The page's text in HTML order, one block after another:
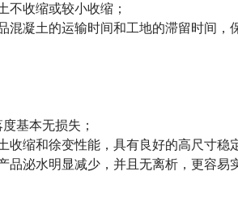
不收缩或较小收缩；
混凝土的运输时间和工地的滞留时间，
基本无损失；
收缩和徐变性能 ，具有良好的高尺寸稳
品泌水明显减少，并且无离析，更容易